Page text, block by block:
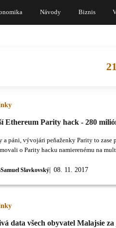
Návody Biznis
Ethereum Parity hack - 280
Samuel Slavkovský 08. 11. 2017
a páni, vývojári peňaženky Parity to zase
o Parity hacku namierenému na
data všech obyvatel Malajsie